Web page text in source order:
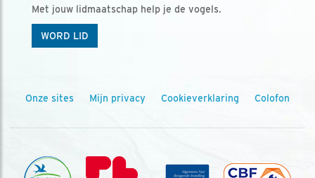
Met jouw lidmaatschap help je de vogels.
WORD LID
Onze sites Mijn privacy Cookieverklaring Colofon